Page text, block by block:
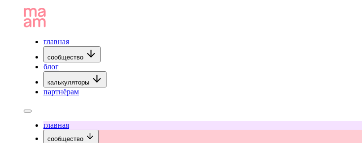
главная
сообщество
блог
калькуляторы
партнёрам
главная
сообщество